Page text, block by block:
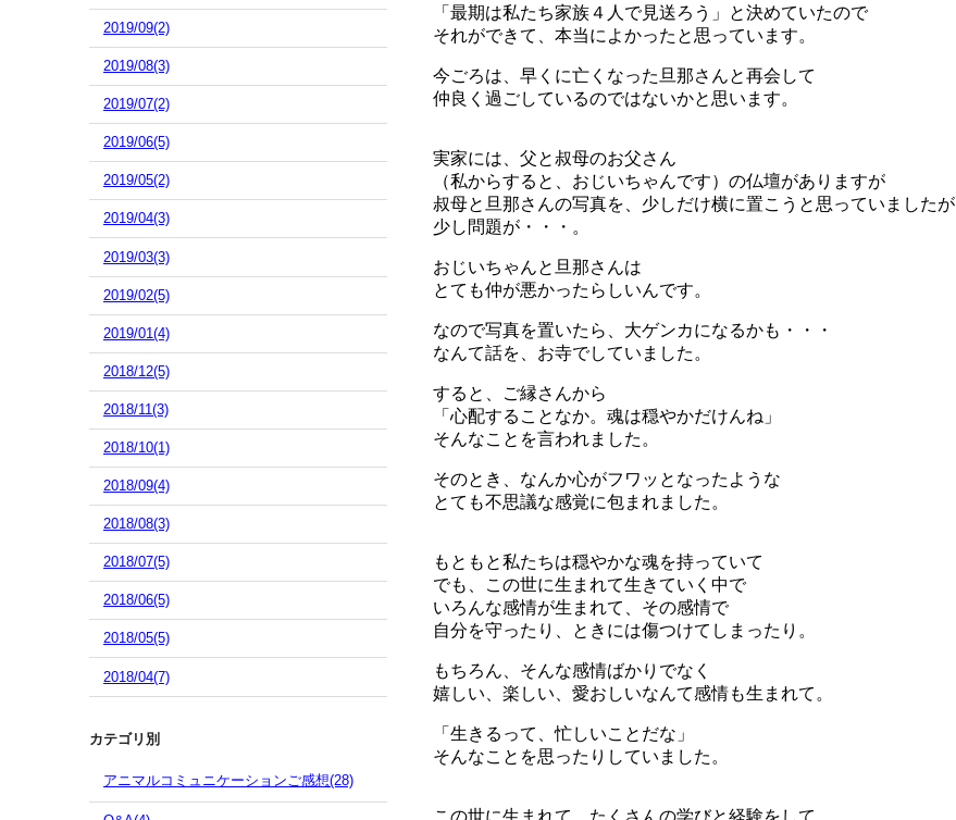
2019/09(2)
2019/08(3)
2019/07(2)
2019/06(5)
2019/05(2)
2019/04(3)
2019/03(3)
2019/02(5)
2019/01(4)
2018/12(5)
2018/11(3)
2018/10(1)
2018/09(4)
2018/08(3)
2018/07(5)
2018/06(5)
2018/05(5)
2018/04(7)
カテゴリ別
アニマルコミュニケーションご感想(28)
「最期は私たち家族４人で見送ろう」と決めていたので
それができて、本当によかったと思っています。
今ごろは、早くに亡くなった旦那さんと再会して
仲良く過ごしているのではないかと思います。
実家には、父と叔母のお父さん
（私からすると、おじいちゃんです）の仏壇がありますが
叔母と旦那さんの写真を、少しだけ横に置こうと思っていましたが
少し問題が・・・。
おじいちゃんと旦那さんは
とても仲が悪かったらしいんです。
なので写真を置いたら、大ゲンカになるかも・・・
なんて話を、お寺でしていました。
すると、ご縁さんから
「心配することなか。魂は穏やかだけんね」
そんなことを言われました。
そのとき、なんか心がフワッとなったような
とても不思議な感覚に包まれました。
もともと私たちは穏やかな魂を持っていて
でも、この世に生まれて生きていく中で
いろんな感情が生まれて、その感情で
自分を守ったり、ときには傷つけてしまったり。
もちろん、そんな感情ばかりでなく
嬉しい、楽しい、愛おしいなんて感情も生まれて。
「生きるって、忙しいことだな」
そんなことを思ったりしていました。
この世に生まれて、たくさんの学びと経験をして